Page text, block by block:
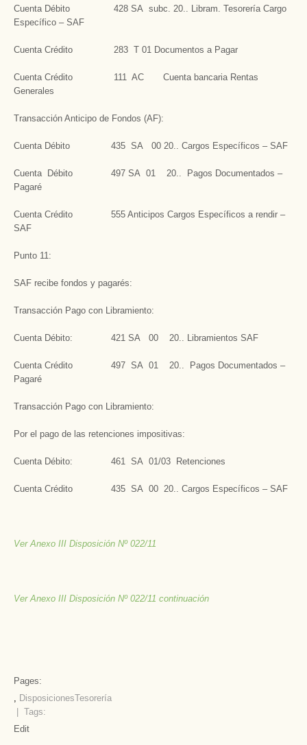
Cuenta Débito 428 SA subc. 20.. Libram. Tesorería Cargo
Específico – SAF
Cuenta Crédito 283 T 01 Documentos a Pagar
Cuenta Crédito 111 AC Cuenta bancaria Rentas
Generales
Transacción Anticipo de Fondos (AF):
Cuenta Débito 435 SA 00 20.. Cargos Específicos – SAF
Cuenta Débito 497 SA 01 20.. Pagos Documentados –
Pagaré
Cuenta Crédito 555 Anticipos Cargos Específicos a rendir –
SAF
Punto 11:
SAF recibe fondos y pagarés:
Transacción Pago con Libramiento:
Cuenta Débito: 421 SA 00 20.. Libramientos SAF
Cuenta Crédito 497 SA 01 20.. Pagos Documentados –
Pagaré
Transacción Pago con Libramiento:
Por el pago de las retenciones impositivas:
Cuenta Débito: 461 SA 01/03 Retenciones
Cuenta Crédito 435 SA 00 20.. Cargos Específicos – SAF
Ver Anexo III Disposición Nº 022/11
Ver Anexo III Disposición Nº 022/11 continuación
Pages:
, DisposicionesTesorería
| Tags:
Edit